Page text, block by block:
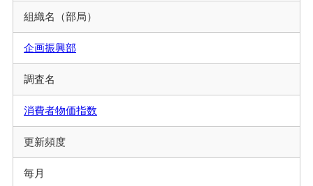
組織名（部局）
企画振興部
調査名
消費者物価指数
更新頻度
毎月